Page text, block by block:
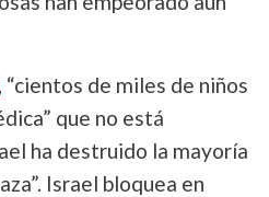
“cientos de miles de niños
que no está
ha destruido la mayoría
Israel bloquea en